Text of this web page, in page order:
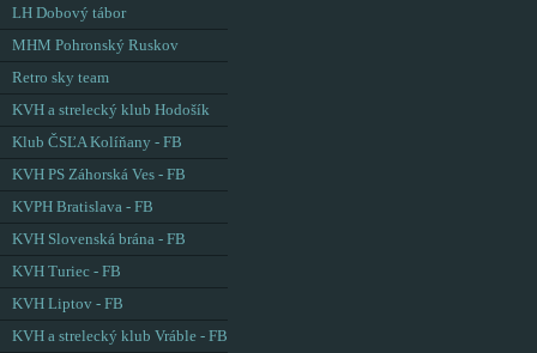
LH Dobový tábor
MHM Pohronský Ruskov
Retro sky team
KVH a strelecký klub Hodošík
Klub ČSĽA Kolíňany - FB
KVH PS Záhorská Ves - FB
KVPH Bratislava - FB
KVH Slovenská brána - FB
KVH Turiec - FB
KVH Liptov - FB
KVH a strelecký klub Vráble - FB